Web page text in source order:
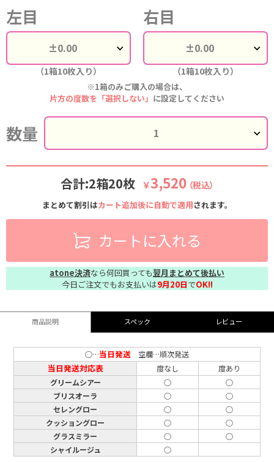
左目
（1箱10枚入り）
右目
（1箱10枚入り）
※1箱のみご購入の場合は、
片方の度数を「選択しない」 に設定してください
数量
合計:2箱20枚 ￥3,520 （税込）
まとめて割引はカート追加後に自動で適用されます。
カートに入れる
atone決済なら何回買っても翌月まとめて後払い
今日ご注文でもお支払いは9月20日でOK!!
商品説明 スペック レビュー
○…当日発送 空欄…順次発送
当日発送対応表 度なし
度あり
グリームシアー
○
○
ブリスオーラ
○
○
セレングロー
○
○
クッショングロー
○
○
グラスミラー
○
○
シャイルージュ
○